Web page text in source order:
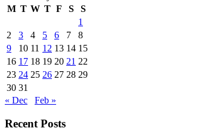
M T W T F S
S
1
2
3 4 5 6 7
8
9
10 11 12 13 14 15
16 17 18 19 20 21 22
23 24 25 26 27 28 29
30 31
« Dec
Feb »
Recent Posts